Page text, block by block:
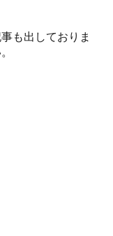
も出しておりま